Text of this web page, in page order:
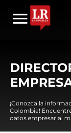
¡Conozca la
Colombia!
datos empresarial